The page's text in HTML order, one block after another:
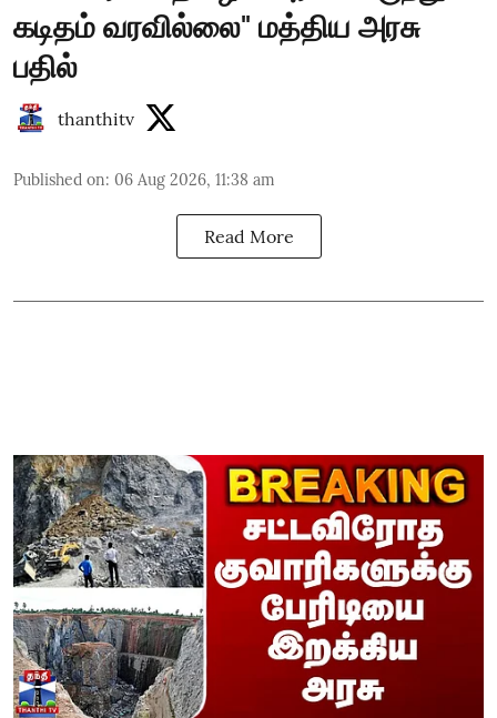
கடிதம் வரவில்லை" மத்திய அரசு
பதில்
thanthitv
Published on: 06 Aug 2026, 11:38 am
Read More